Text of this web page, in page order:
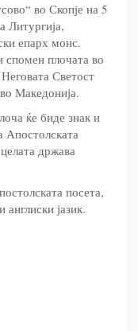
во Скопје на 5
Литургија,
епарх монс.
спомен плочата во
Светост
Македонија.
ќе биде знак и
Апостолската
држава
посета,
јазик.